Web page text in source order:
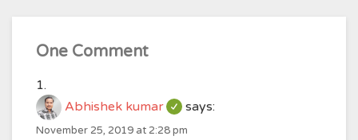
One Comment
Abhishek kumar says:
November 25, 2019 at 2:28 pm